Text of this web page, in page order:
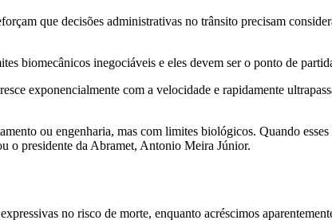
que decisões administrativas no trânsito precisam
biomecânicos inegociáveis e eles devem ser o ponto de
exponencialmente com a velocidade e rapidamente
ou engenharia, mas com limites biológicos. Quando
o presidente da Abramet, Antonio Meira Júnior.
no risco de morte, enquanto acréscimos